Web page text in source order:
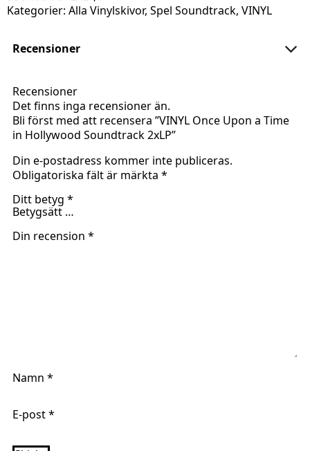
Kategorier: Alla Vinylskivor, Spel Soundtrack, VINYL
Recensioner
Recensioner
Det finns inga recensioner än.
Bli först med att recensera ”VINYL Once Upon a Time
in Hollywood Soundtrack 2xLP”
Din e-postadress kommer inte publiceras.
Obligatoriska fält är märkta *
Ditt betyg *
Din recension *
Namn *
E-post*